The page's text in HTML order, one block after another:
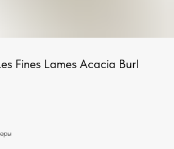
Fines Lames Acacia Burl